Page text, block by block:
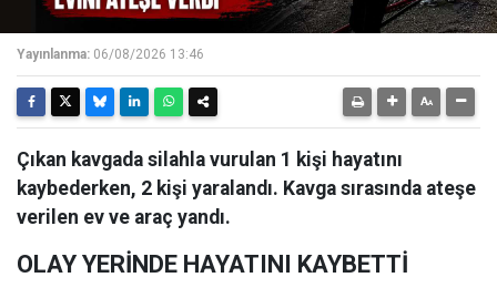
Yayınlanma: 06/08/2026 13:46
Çıkan kavgada silahla vurulan 1 kişi hayatını
kaybederken, 2 kişi yaralandı. Kavga sırasında ateşe
verilen ev ve araç yandı.
OLAY YERİNDE HAYATINI KAYBETTİ